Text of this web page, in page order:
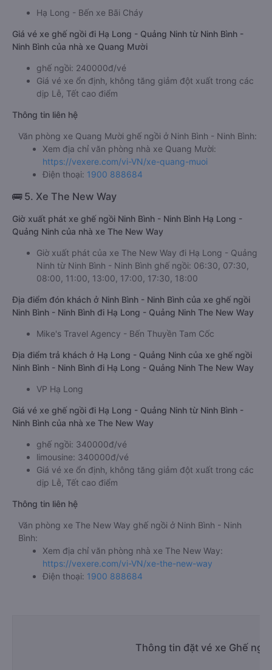
Hạ Long - Bến xe Bãi Cháy
Giá vé xe ghế ngồi đi Hạ Long - Quảng Ninh từ Ninh Bình -
Ninh Bình của nhà xe Quang Mười
ghế ngồi: 240000đ/vé
Giá vé xe ổn định, không tăng giảm đột xuất trong các
dịp Lễ, Tết cao điểm
Thông tin liên hệ
Văn phòng xe Quang Mười ghế ngồi ở Ninh Bình - Ninh Bình:
Xem địa chỉ văn phòng nhà xe Quang Mười:
https://vexere.com/vi-VN/xe-quang-muoi
Điện thoại: 1900 888684
🚌 5. Xe The New Way
Giờ xuất phát xe ghế ngồi Ninh Bình - Ninh Bình Hạ Long -
Quảng Ninh của nhà xe The New Way
Giờ xuất phát của xe The New Way đi Hạ Long - Quảng
Ninh từ Ninh Bình - Ninh Bình ghế ngồi: 06:30, 07:30,
08:00, 11:00, 13:00, 17:00, 17:30, 18:00
Địa điểm đón khách ở Ninh Bình - Ninh Bình của xe ghế ngồi
Ninh Bình - Ninh Bình đi Hạ Long - Quảng Ninh The New Way
Mike's Travel Agency - Bến Thuyền Tam Cốc
Địa điểm trả khách ở Hạ Long - Quảng Ninh của xe ghế ngồi
Ninh Bình - Ninh Bình đi Hạ Long - Quảng Ninh The New Way
VP Hạ Long
Giá vé xe ghế ngồi đi Hạ Long - Quảng Ninh từ Ninh Bình -
Ninh Bình của nhà xe The New Way
ghế ngồi: 340000đ/vé
limousine: 340000đ/vé
Giá vé xe ổn định, không tăng giảm đột xuất trong các
dịp Lễ, Tết cao điểm
Thông tin liên hệ
Văn phòng xe The New Way ghế ngồi ở Ninh Bình - Ninh
Bình:
Xem địa chỉ văn phòng nhà xe The New Way:
https://vexere.com/vi-VN/xe-the-new-way
Điện thoại: 1900 888684
Thông tin đặt vé xe Ghế